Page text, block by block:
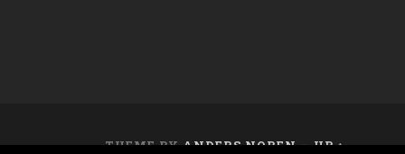
THEME BYANDERS NOREN—UP ↑